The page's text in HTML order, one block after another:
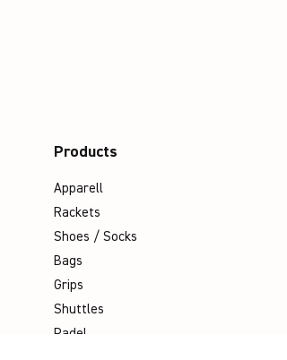
Apparell
Rackets
Shoes / Socks
Bags
Grips
Shuttles
Padel
Products